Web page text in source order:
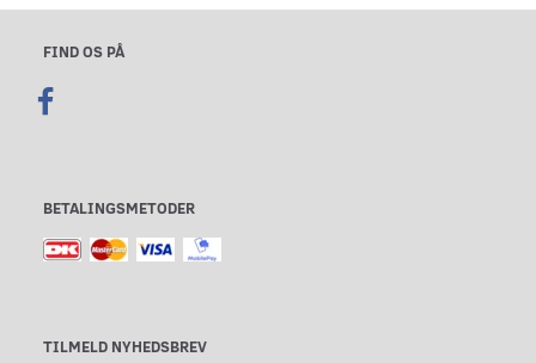
FIND OS PÅ
BETALINGSMETODER
TILMELD NYHEDSBREV